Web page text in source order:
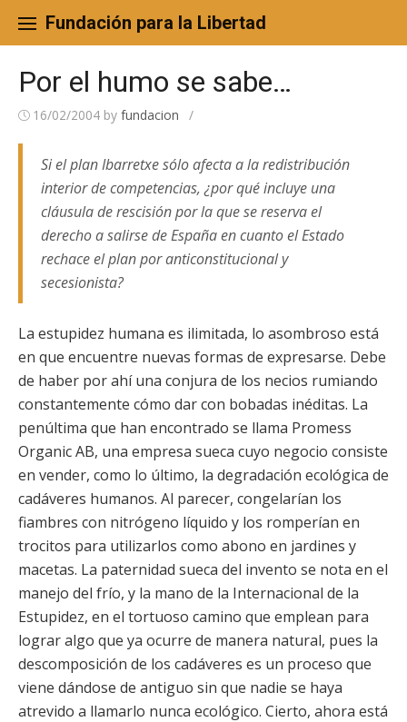
content
Fundación para la Libertad
Por el humo se sabe…
16/02/2004 by fundacion /
Si el plan Ibarretxe sólo afecta a la redistribución
interior de competencias, ¿por qué incluye una
cláusula de rescisión por la que se reserva el
derecho a salirse de España en cuanto el Estado
rechace el plan por anticonstitucional y
secesionista?
La estupidez humana es ilimitada, lo asombroso está
en que encuentre nuevas formas de expresarse. Debe
de haber por ahí una conjura de los necios rumiando
constantemente cómo dar con bobadas inéditas. La
penúltima que han encontrado se llama Promess
Organic AB, una empresa sueca cuyo negocio consiste
en vender, como lo último, la degradación ecológica de
cadáveres humanos. Al parecer, congelarían los
fiambres con nitrógeno líquido y los romperían en
trocitos para utilizarlos como abono en jardines y
macetas. La paternidad sueca del invento se nota en el
manejo del frío, y la mano de la Internacional de la
Estupidez, en el tortuoso camino que emplean para
lograr algo que ya ocurre de manera natural, pues la
descomposición de los cadáveres es un proceso que
viene dándose de antiguo sin que nadie se haya
atrevido a llamarlo nunca ecológico. Cierto, ahora está